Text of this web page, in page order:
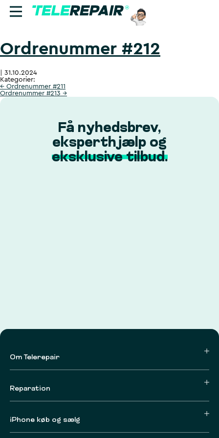
Reparation
Sælg
Find butik
Ring til os:
+45 70 60 55 90
Ordrenummer #212
31.10.2024
Kategorier:
← Ordrenummer #211
Ordrenummer #213 →
Få nyhedsbrev,
eksperthjælp og
eksklusive tilbud.
Om Telerepair
Reparation
iPhone køb og sælg